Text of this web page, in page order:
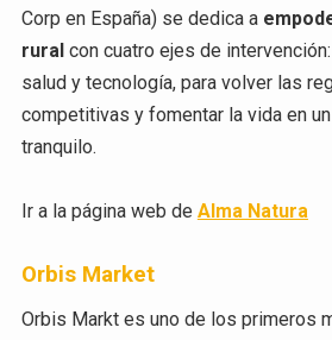
Corp en España) se dedica a
ruralcon cuatro ejes de
salud y tecnología, para volver las
competitivas y fomentar la vida en
tranquilo.
Ir a la página web de Alma Natura
Orbis Market
Orbis Markt es uno de los primeros